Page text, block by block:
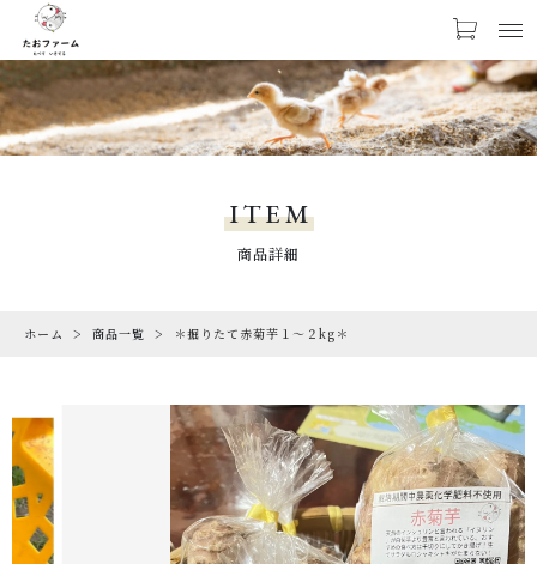
お気に入り LOGIN
CHECKED PRODUCTS
ORDER HISTORY
注文履歴
ABOUT US
たおファームについて
ITEM
商品詳細
ホーム 商品一覧 ＊掘りたて赤菊芋１～２kg＊
カートに商品を追加しました
ショッピングを続ける
カートを確認する